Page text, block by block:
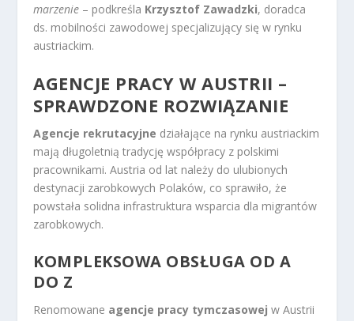
marzenie – podkreśla Krzysztof Zawadzki, doradca
ds. mobilności zawodowej specjalizujący się w rynku
austriackim.
AGENCJE PRACY W AUSTRII –
SPRAWDZONE ROZWIĄZANIE
Agencje rekrutacyjne działające na rynku austriackim
mają długoletnią tradycję współpracy z polskimi
pracownikami. Austria od lat należy do ulubionych
destynacji zarobkowych Polaków, co sprawiło, że
powstała solidna infrastruktura wsparcia dla migrantów
zarobkowych.
KOMPLEKSOWA OBSŁUGA OD A
DO Z
Renomowane agencje pracy tymczasowej w Austrii